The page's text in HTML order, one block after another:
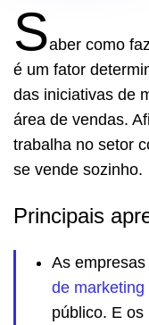
Saber como
é um fator
das iniciativas de
área de vendas.
trabalha no setor
se vende sozinho.
Principais
As
de marketing
público. E